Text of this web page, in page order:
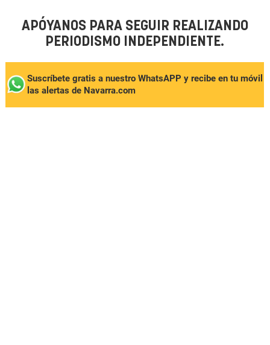
APÓYANOS PARA SEGUIR REALIZANDO
PERIODISMO INDEPENDIENTE.
Suscríbete gratis a nuestro WhatsAPP y recibe en tu móvil
las alertas de Navarra.com